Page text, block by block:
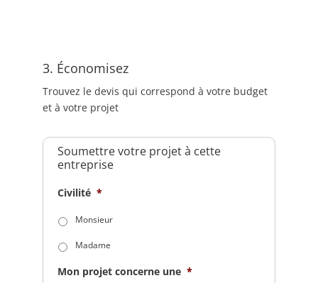
3. Économisez
Trouvez le devis qui correspond à votre budget
et à votre projet
Soumettre votre projet à cette
entreprise
Civilité *
Monsieur
Madame
Mon projet concerne une *